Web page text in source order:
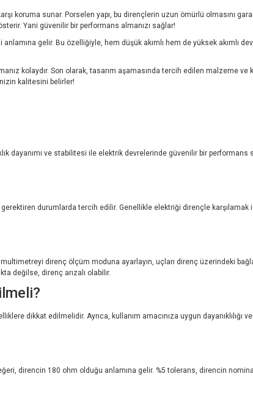
koruma sunar. Porselen yapı, bu dirençlerin uzun ömürlü olmasını
Yani güvenilir bir performans almanızı sağlar!
gelir. Bu özelliğiyle, hem düşük akımlı hem de yüksek akımlı
kolaydır. Son olarak, tasarım aşamasında tercih edilen malzeme ve
kalitesini belirler!
dayanımı ve stabilitesi ile elektrik devrelerinde güvenilir bir performans
durumlarda tercih edilir. Genellikle elektriği dirençle karşılamak
direnç ölçüm moduna ayarlayın, uçları direnç üzerindeki
değilse, direnç arızalı olabilir.
dikkat edilmelidir. Ayrıca, kullanım amacınıza uygun
direncin 180 ohm olduğu anlamına gelir. %5 tolerans, direncin